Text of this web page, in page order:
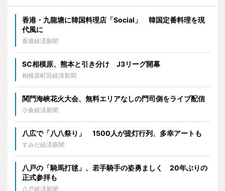
香港・九龍塘に韓国料理店「Social」 韓国定番料理を現
代風に
香港経済新聞
SC相模原、熊本と引き分け J3リーグ開幕
相模原町田経済新聞
関門海峡花火大会、無料エリアなしの門司側をライブ配信
小倉経済新聞
八広で「八八祭り」 1500人が提灯行列、多幸アートも
すみだ経済新聞
八戸の「騎馬打毬」、若手騎手の姿勇ましく 20年ぶりの
正式参拝も
八戸経済新聞